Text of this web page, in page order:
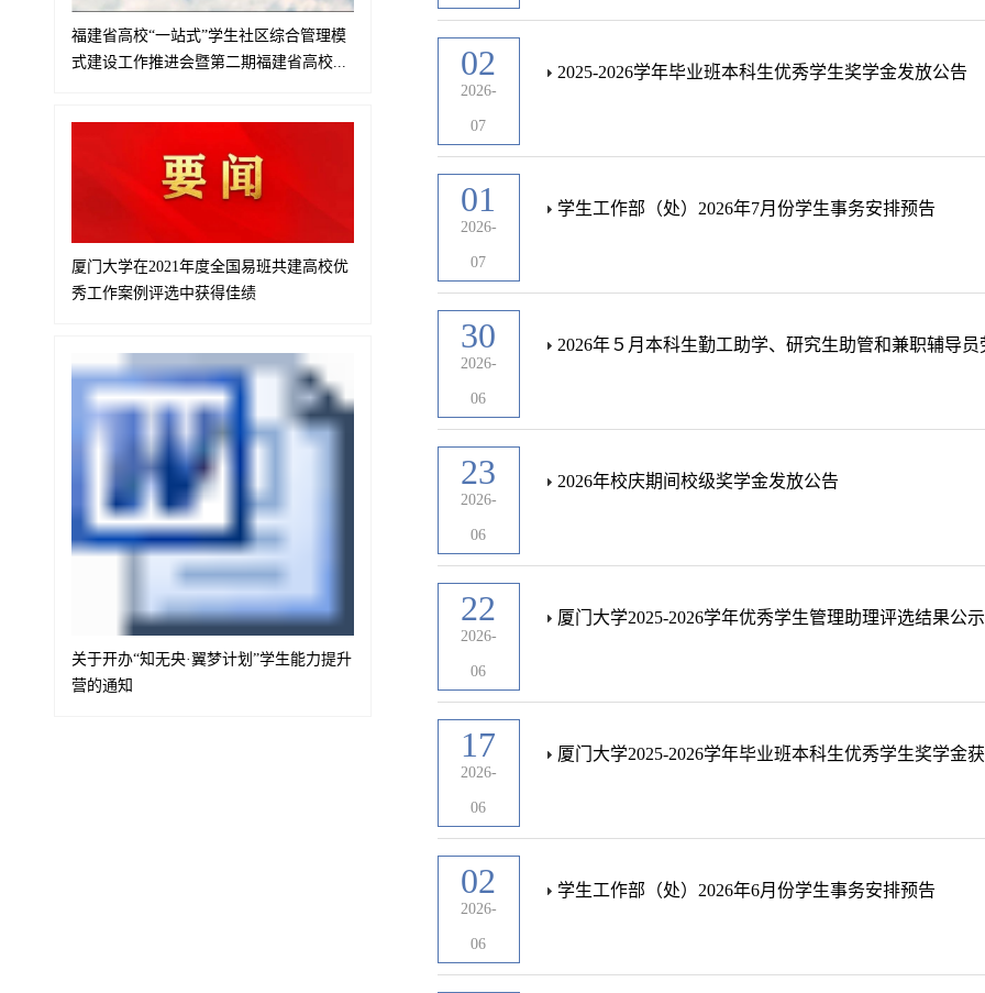
福建省高校“一站式”学生社区综合管理模
式建设工作推进会暨第二期福建省高校...
厦门大学在2021年度全国易班共建高校优
秀工作案例评选中获得佳绩
关于开办“知无央·翼梦计划”学生能力提升
营的通知
02
2026-
07
2025-2026学年毕业班本科生优秀学生奖学金发放公告
01
2026-
07
学生工作部（处）2026年7月份学生事务安排预告
30
2026-
06
2026年５月本科生勤工助学、研究生助管和兼职辅导员
23
2026-
06
2026年校庆期间校级奖学金发放公告
22
2026-
06
厦门大学2025-2026学年优秀学生管理助理评选结果公示
17
2026-
06
厦门大学2025-2026学年毕业班本科生优秀学生奖学金
02
2026-
06
学生工作部（处）2026年6月份学生事务安排预告